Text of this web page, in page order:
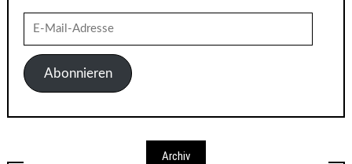
Mail-
AdresseAbonnieren
Archiv